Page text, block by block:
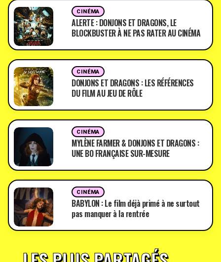
CINÉMA
ALERTE : DONJONS ET DRAGONS, LE
BLOCKBUSTER À NE PAS RATER AU CINÉMA
CINÉMA
DONJONS ET DRAGONS : LES RÉFÉRENCES
DU FILM AU JEU DE RÔLE
CINÉMA
MYLÈNE FARMER & DONJONS ET DRAGONS :
UNE BO FRANÇAISE SUR-MESURE
CINÉMA
BABYLON : Le film déjà primé à ne surtout
pas manquer à la rentrée